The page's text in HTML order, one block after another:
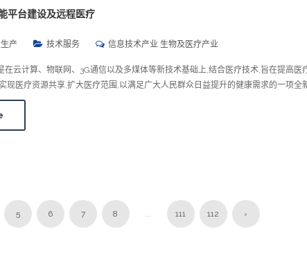
平台建设及远程医疗
产 技术服务 信息技术产业 生物及医疗产业
在云计算、物联网、3G通信以及多煤体等新技术基础上,结合医疗技术,旨在提高医
现医疗资源共享,扩大医疗范围,以满足广大人民群众日益提升的健康需求的一项全
5 6 7 8 ... 111 112 ›